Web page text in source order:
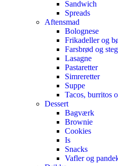
Sandwich
Spreads
Aftensmad
Bolognese
Frikadeller og
Farsbrød og
Lasagne
Pastaretter
Simreretter
Suppe
Tacos, burritos
Dessert
Bagværk
Brownie
Cookies
Is
Snacks
Vafler og